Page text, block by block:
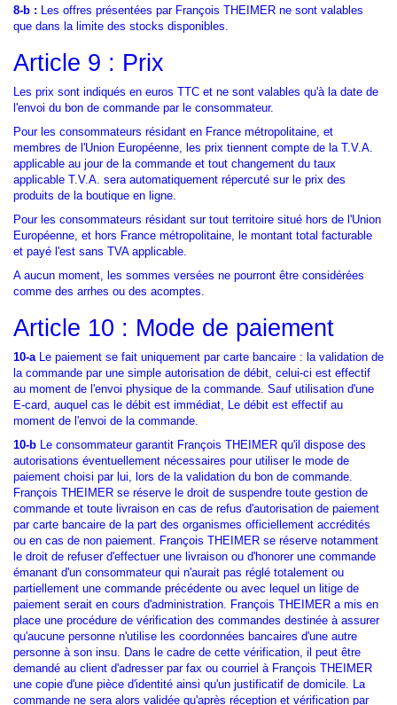
8-b : Les offres présentées par François THEIMER ne sont valables
que dans la limite des stocks disponibles.
Article 9 : Prix
Les prix sont indiqués en euros TTC et ne sont valables qu'à la date de
l'envoi du bon de commande par le consommateur.
Pour les consommateurs résidant en France métropolitaine, et
membres de l'Union Européenne, les prix tiennent compte de la T.V.A.
applicable au jour de la commande et tout changement du taux
applicable T.V.A. sera automatiquement répercuté sur le prix des
produits de la boutique en ligne.
Pour les consommateurs résidant sur tout territoire situé hors de l'Union
Européenne, et hors France métropolitaine, le montant total facturable
et payé l'est sans TVA applicable.
A aucun moment, les sommes versées ne pourront être considérées
comme des arrhes ou des acomptes.
Article 10 : Mode de paiement
10-aLe paiement se fait uniquement par carte bancaire : la validation de
la commande par une simple autorisation de débit, celui-ci est effectif
au moment de l'envoi physique de la commande. Sauf utilisation d'une
E-card, auquel cas le débit est immédiat, Le débit est effectif au
moment de l'envoi de la commande.
10-b Le consommateur garantit François THEIMER qu'il dispose des
autorisations éventuellement nécessaires pour utiliser le mode de
paiement choisi par lui, lors de la validation du bon de commande.
François THEIMER se réserve le droit de suspendre toute gestion de
commande et toute livraison en cas de refus d'autorisation de paiement
par carte bancaire de la part des organismes officiellement accrédités
ou en cas de non paiement. François THEIMER se réserve notamment
le droit de refuser d'effectuer une livraison ou d'honorer une commande
émanant d'un consommateur qui n'aurait pas réglé totalement ou
partiellement une commande précédente ou avec lequel un litige de
paiement serait en cours d'administration. François THEIMER a mis en
place une procédure de vérification des commandes destinée à assurer
qu'aucune personne n'utilise les coordonnées bancaires d'une autre
personne à son insu. Dans le cadre de cette vérification, il peut être
demandé au client d'adresser par fax ou courriel à François THEIMER
une copie d'une pièce d'identité ainsi qu'un justificatif de domicile. La
commande ne sera alors validée qu'après réception et vérification par